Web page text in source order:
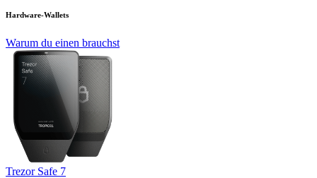
Hardware-Wallets
Warum du einen brauchst
Trezor Safe 7